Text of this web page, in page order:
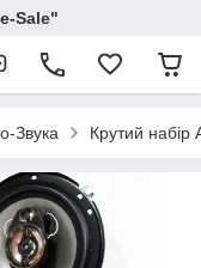
Sale"
Звука Крутий